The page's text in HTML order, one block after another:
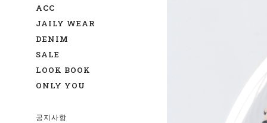
ACC
JAILY WEAR
DENIM
SALE
LOOK BOOK
ONLY YOU
공지사항